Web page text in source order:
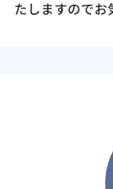
たしますのでお